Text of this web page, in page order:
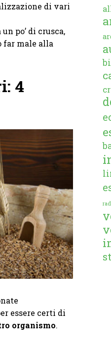
di vari
po’ di crusca,
far male alla
4
essere certi di
organismo.